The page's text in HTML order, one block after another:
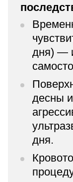
дня) —
десны
дня.